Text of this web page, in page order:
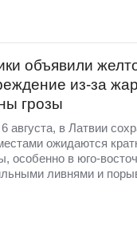
объявили
из-за
грозы
6 августа, в Латвии
ожидаются
особенно в юго-
ливнями и